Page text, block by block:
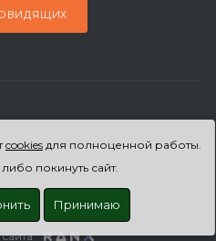
cookiesдля полноценной работы.
покинуть сайт.
Принимаю